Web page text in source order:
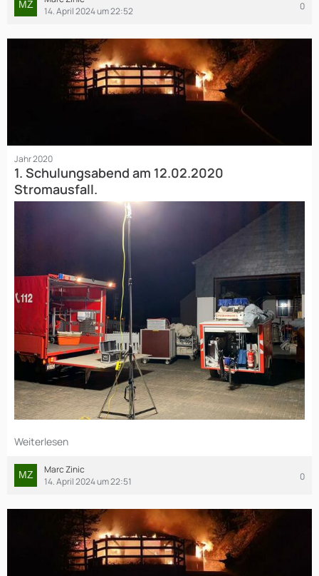
14. April 2024 um 22:52
0
Jahr 2020
1. Schulungsabend am 12.02.2020
Stromausfall.
Weiterlesen
Marc Zinic
14. April 2024 um 22:51
0